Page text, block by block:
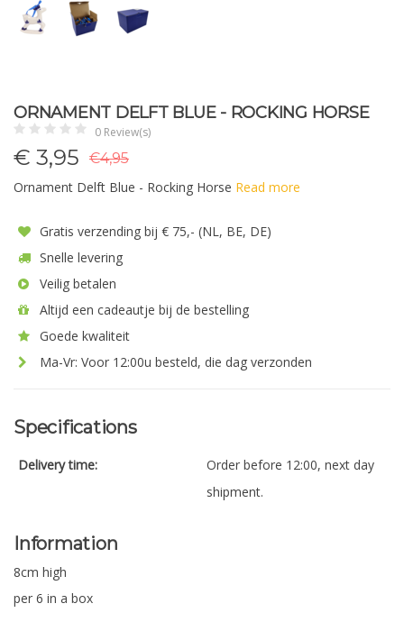
ORNAMENT DELFT BLUE - ROCKING HORSE
0 Review(s)
€ 3,95
€4,95
Ornament Delft Blue - Rocking Horse Read more
Gratis verzending bij € 75,- (NL, BE, DE)
Snelle levering
Veilig betalen
Altijd een cadeautje bij de bestelling
Goede kwaliteit
Ma-Vr: Voor 12:00u besteld, die dag verzonden
Specifications
Delivery time:
Order before 12:00, next day
shipment.
Information
8cm high
per 6 in a box